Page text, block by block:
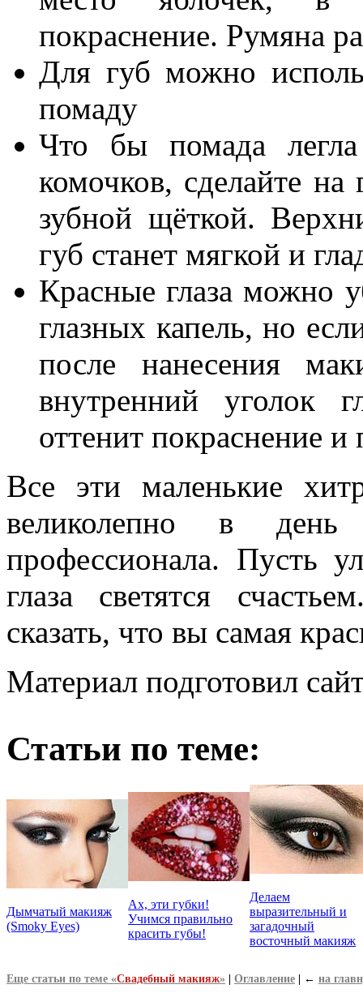
покраснение. Румяна
Для губ можно
помаду
Что бы помада
комочков, сделайте
зубной щёткой.
губ станет мягкой и
Красные глаза можно
глазных капель, но
после нанесения
внутренний уголок
оттенит покраснение и
Все эти маленькие
великолепно в
профессионала. Пусть
глаза светятся
сказать, что вы самая
Материал подготовил
Статьи по теме:
Дымчатый макияж
(Smoky Eyes)
Ах, эти губки!
Учимся правильно
красить губы!
Делаем
выразительный и
загадочный
восточный макияж
Еще статьи по теме «Свадебный макияж» | Оглавление | ← на